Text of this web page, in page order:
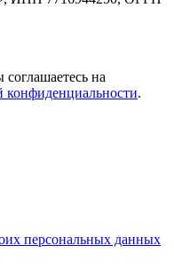
на
конфиденциальности.
персональных данных